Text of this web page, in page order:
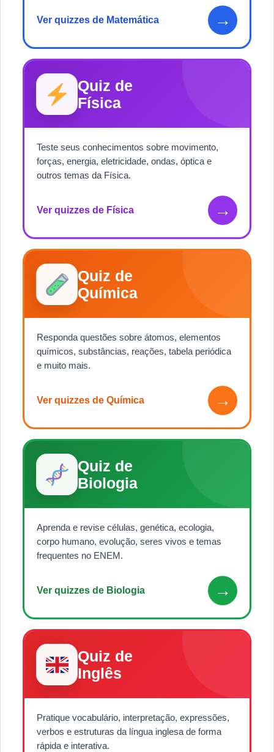
Ver quizzes de Matemática →
Quiz de
Física
Teste seus conhecimentos sobre movimento,
forças, energia, eletricidade, ondas, óptica e
outros temas da Física.
Ver quizzes de Física →
Quiz de
Química
Responda questões sobre átomos, elementos
químicos, substâncias, reações, tabela periódica
e muito mais.
Ver quizzes de Química →
Quiz de
Biologia
Aprenda e revise células, genética, ecologia,
corpo humano, evolução, seres vivos e temas
frequentes no ENEM.
Ver quizzes de Biologia →
Quiz de
Inglês
Pratique vocabulário, interpretação, expressões,
verbos e estruturas da língua inglesa de forma
rápida e interativa.